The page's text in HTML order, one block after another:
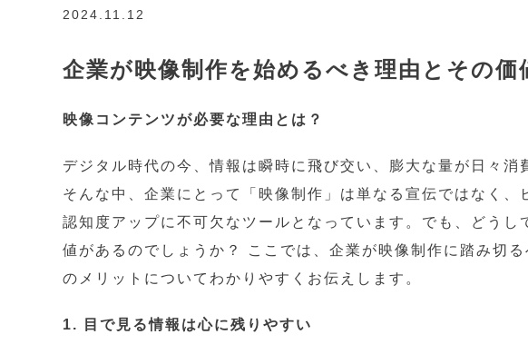
2024.11.12
企業が映像制作を始めるべき理由とその価
映像コンテンツが必要な理由とは？
デジタル時代の今、情報は瞬時に飛び交い、膨大な量が日々消
そんな中、企業にとって「映像制作」は単なる宣伝ではなく、
認知度アップに不可欠なツールとなっています。でも、どうし
値があるのでしょうか？ ここでは、企業が映像制作に踏み切
のメリットについてわかりやすくお伝えします。
1. 目で見る情報は心に残りやすい